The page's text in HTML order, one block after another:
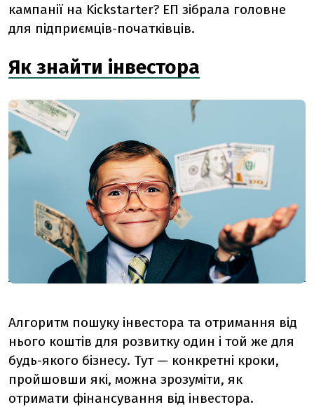
кампанії на Kickstarter? ЕП зібрала головне
для підприємців-початківців.
Як знайти інвестора
Алгоритм пошуку інвестора та отримання від
нього коштів для розвитку один і той же для
будь-якого бізнесу. Тут — конкретні кроки,
пройшовши які, можна зрозуміти, як
отримати фінансування від інвестора.